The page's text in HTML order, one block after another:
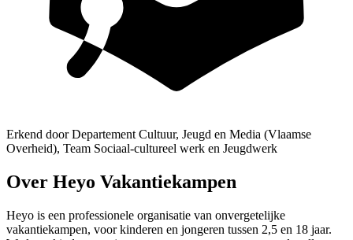
Erkend door Departement Cultuur, Jeugd en Media (Vlaamse
Overheid), Team Sociaal-cultureel werk en Jeugdwerk
Over Heyo Vakantiekampen
Heyo is een professionele organisatie van onvergetelijke
vakantiekampen, voor kinderen en jongeren tussen 2,5 en 18 jaar.